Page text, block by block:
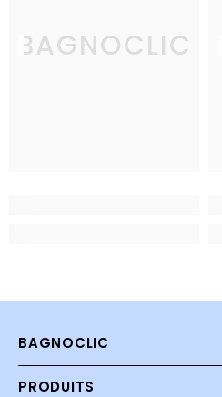
BAGNOCLIC
BAGNOCLIC
PRODUITS